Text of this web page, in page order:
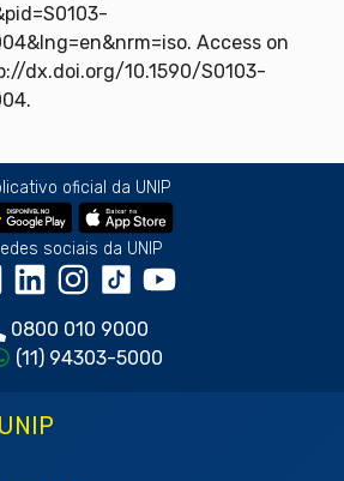
Access on
dx.doi.org/10.1590/S0103-
oficial da UNIP
sociais da UNIP
0800 010 9000
(11) 94303-5000